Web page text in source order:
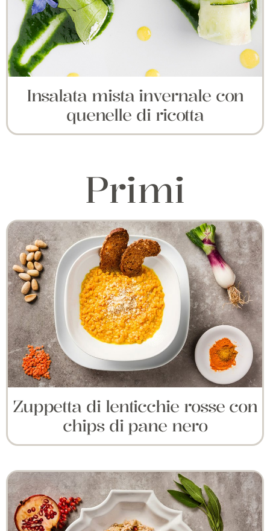
Insalata mista invernale con
quenelle di ricotta
Primi
Zuppetta di lenticchie rosse con
chips di pane nero